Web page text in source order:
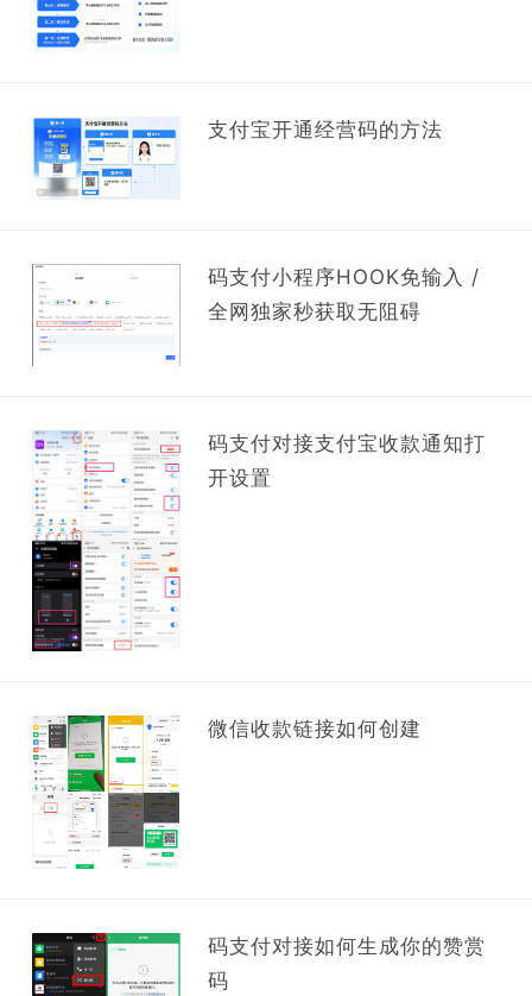
支付宝开通经营码的方法
码支付小程序HOOK免输入 /
全网独家秒获取无阻碍
码支付对接支付宝收款通知打
开设置
微信收款链接如何创建
码支付对接如何生成你的赞赏
码